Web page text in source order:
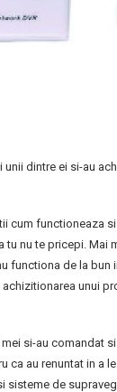
dintre ei si-au
cum functioneaza
nu te pricepi.
functiona de la
unui
si-au comandat
au renuntat in a
sisteme de